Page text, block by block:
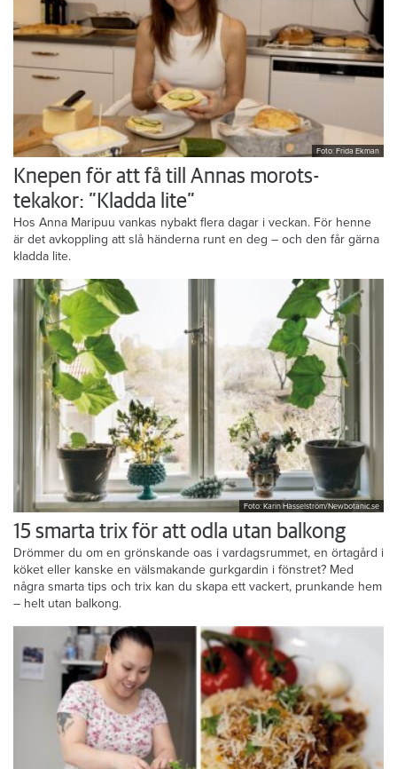
Foto: Frida Ekman
Knepen för att få till Annas morots-
tekakor: ”Kladda lite”
Hos Anna Maripuu vankas nybakt flera dagar i veckan. För henne
är det avkoppling att slå händerna runt en deg – och den får gärna
kladda lite.
Foto: Karin Hasselström/Newbotanic.se
15 smarta trix för att odla utan balkong
Drömmer du om en grönskande oas i vardagsrummet, en örtagård i
köket eller kanske en välsmakande gurkgardin i fönstret? Med
några smarta tips och trix kan du skapa ett vackert, prunkande hem
– helt utan balkong.